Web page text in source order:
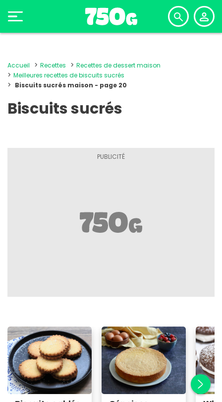
Accueil Recettes
Recettes de dessert maison
Meilleures recettes de biscuits sucrés
Biscuits sucrés maison - page 20
Biscuits sucrés